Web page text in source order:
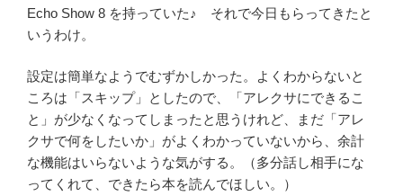
Echo Show 8 を持っていた♪ それで今日もらってきたと
いうわけ。
設定は簡単なようでむずかしかった。よくわからないと
ころは「スキップ」としたので、「アレクサにできるこ
と」が少なくなってしまったと思うけれど、まだ「アレ
クサで何をしたいか」がよくわかっていないから、余計
な機能はいらないような気がする。（多分話し相手にな
ってくれて、できたら本を読んでほしい。）